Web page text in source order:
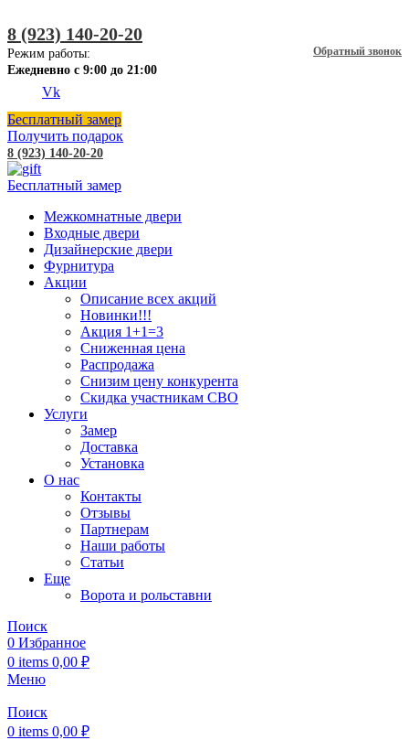
8 (923) 140-20-20
Обратный звонок
Режим работы:
Ежедневно с 9:00 до 21:00
Vk
Бесплатный замер
Получить подарок
8 (923) 140-20-20
Бесплатный замер
Межкомнатные двери
Входные двери
Дизайнерские двери
Фурнитура
Акции
Описание всех акций
Новинки!!!
Акция 1+1=3
Сниженная цена
Распродажа
Снизим цену конкурента
Скидка участникам СВО
Услуги
Замер
Доставка
Установка
О нас
Контакты
Отзывы
Партнерам
Наши работы
Статьи
Еще
Ворота и рольставни
Поиск
0 Избранное
0 items 0,00 ₽
Меню
Поиск
0 items 0,00 ₽